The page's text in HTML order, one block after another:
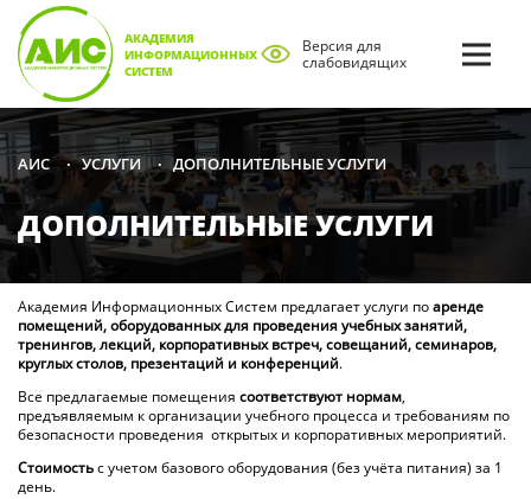
АКАДЕМИЯ
ИНФОРМАЦИОННЫХ
СИСТЕМ
Версия для
слабовидящих
АИС • УСЛУГИ • ДОПОЛНИТЕЛЬНЫЕ УСЛУГИ
ДОПОЛНИТЕЛЬНЫЕ УСЛУГИ
Академия Информационных Систем предлагает услуги поаренде
помещений, оборудованных для проведения учебных занятий,
тренингов, лекций, корпоративных встреч, совещаний, семинаров,
круглых столов, презентаций и конференций.
Все предлагаемые помещения соответствуют нормам,
предъявляемым к организации учебного процесса и требованиям по
безопасности проведения открытых и корпоративных мероприятий.
Стоимостьс учетом базового оборудования (без учёта питания) за 1
день.